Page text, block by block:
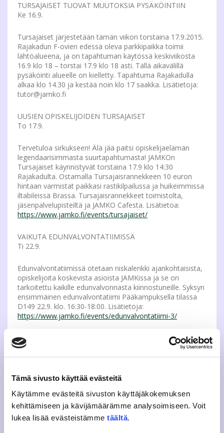
Tämä sivusto käyttää evästeitä
Käytämme evästeitä sivuston käyttäjäkokemuksen
kehittämiseen ja kävijämäärämme analysoimiseen. Voit
lukea lisää evästeistämme täältä.
TURSAJAISET TUOVAT MUUTOKSIA PYSÄKÖINTIIN
Ke 16.9.
Tursajaiset järjestetään tämän viikon torstaina 17.9.2015.
Rajakadun F-ovien edessä oleva parkkipaikka toimii
lähtöalueena, ja on tapahtuman käytössä keskiviikosta
16.9 klo 18 – torstai 17.9 klo 18 asti. Tällä aikavälillä
pysäköinti alueelle on kielletty. Tapahtuma Rajakadulla
alkaa klo 14.30 ja kestää noin klo 17 saakka. Lisätietoja:
tutor@jamko.fi
UUSIEN OPISKELIJOIDEN TURSAJAISET
To 17.9.
Tervetuloa sirkukseen! Älä jää paitsi opiskelijaelämän
legendaarisimmasta suurtapahtumasta! JAMKOn
Tursajaiset käynnistyvät torstaina 17.9 klo 14:30
Rajakadulta. Ostamalla Tursajaisrannekkeen 10 euron
hintaan varmistat paikkasi rastikilpailussa ja huikeimmissa
iltabileissä Brassa. Tursajaisrannekkeet toimistolta,
jäsenpalvelupisteiltä ja JAMKO Cafesta. Lisätietoa:
https://www.jamko.fi/events/tursajaiset/
VAIKUTA EDUNVALVONTATIIMISSÄ
Ti 22.9.
Edunvalvontatiimissä otetaan niskalenkki ajankohtaisista,
opiskelijoita koskevista asioista JAMKissa ja se on
tarkoitettu kaikille edunvalvonnasta kiinnostuneille. Syksyn
ensimmäinen edunvalvontatiimi Pääkampuksella tilassa
D149 22.9. klo. 16:30-18:00. Lisätietoja:
https://www.jamko.fi/events/edunvalvontatiimi-3/
EDUSTAJISTOVAALI-INFO JA KOULUTUS
Ke 23.9.
edustajistovaali-infon ja koulutusta JAMKOn
edustajistosta ja ehdokkuudesta kiinnostuneille sekä
vaaliasiamiehille klo 17.00 – 18.00 Rajakadulla JAMKO
Caféssa. Infon jälkeen seuraa JAMKO Akatemian avoin
edustajistokoulutus tilassa F405. Tarjolla kahvia/teetä ja